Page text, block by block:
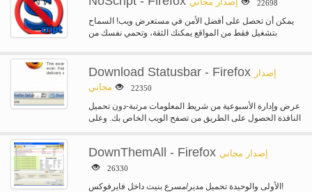
22698
يمكن أن تحصل على أفضل الأمن في مستعرض ويب! السماح
بتشغيل فقط من المواقع يمكنك الثقة، وتحمي نفسك من
Download Statusbar - Firefox إصدار
مجاني
22350
عرض وإدارة الأسبوعية من شريط المعلومات مرتبة-دون تحميل
النافذة الحصول على الطريق من تصفح الويب الخاص بك. وعلى
DownThemAll - Firefox إصدار مجاني
26330
الأولى والوحيدة تحميل مدير/مسرع بنيت داخل فايرفوكس!